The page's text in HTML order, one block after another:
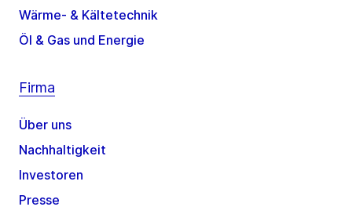
Wärme- & Kältetechnik
Öl & Gas und Energie
Firma
Über uns
Nachhaltigkeit
Investoren
Presse